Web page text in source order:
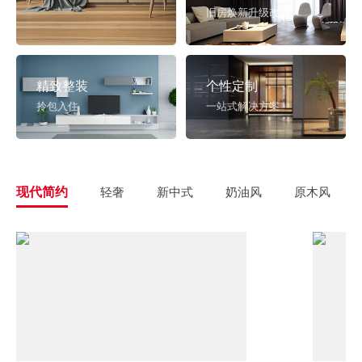
旧房焕新升级改造
精致整装
拎包入住
个性定制
一站式解决方案
现代简约 轻奢 新中式 奶油风 原木风